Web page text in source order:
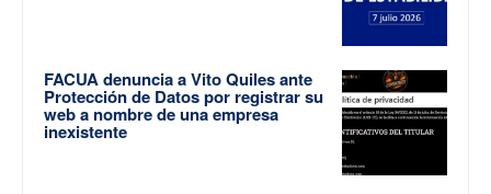
FACUA denuncia a Vito Quiles ante
Protección de Datos por registrar su
web a nombre de una empresa
inexistente